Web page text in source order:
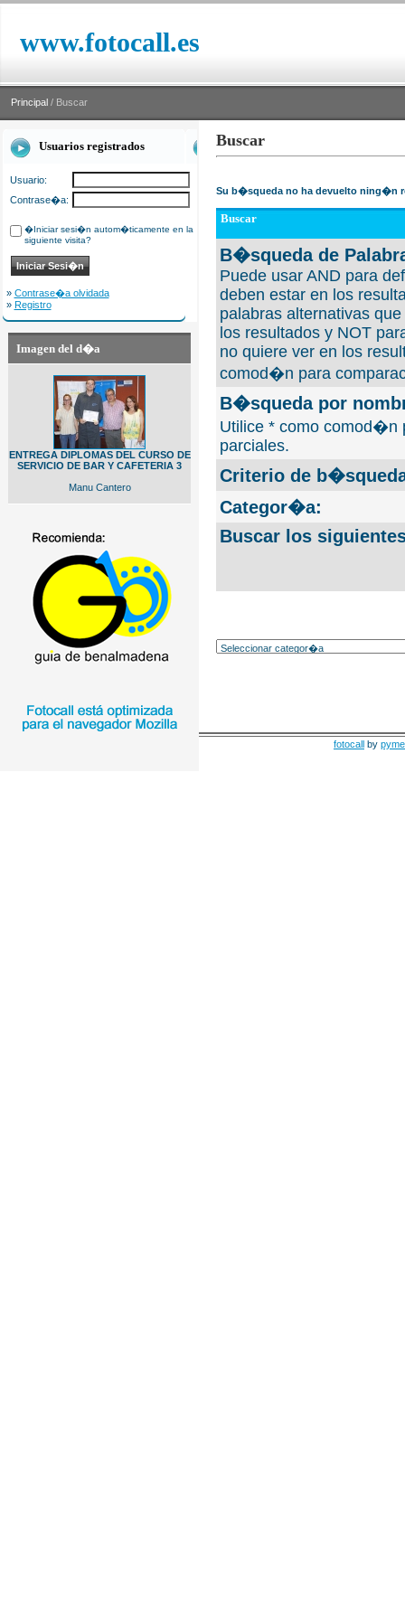
www.fotocall.es
Principal / Buscar
Usuarios registrados
Usuario:
Contrase�a:
�Iniciar sesi�n autom�ticamente en la
siguiente visita?
» Contrase�a olvidada
» Registro
Imagen del d�a
ENTREGA DIPLOMAS DEL CURSO DE
SERVICIO DE BAR Y CAFETERIA 3
Manu Cantero
Buscar
Su b�squeda no ha devuelto ning�n
Buscar
B�squeda de
Puede usar AND para
deben estar en los
palabras alternativas
los resultados y NOT
no quiere ver en los
comod�n para
B�squeda por
Utilice * como comod�n
parciales.
Criterio de
Categor�a:
Buscar los
fotocall by